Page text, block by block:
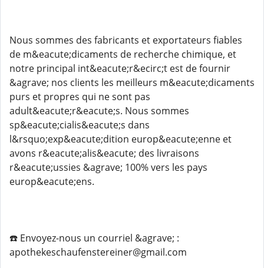
Nous sommes des fabricants et exportateurs fiables
de m&eacute;dicaments de recherche chimique, et
notre principal int&eacute;r&ecirc;t est de fournir
&agrave; nos clients les meilleurs m&eacute;dicaments
purs et propres qui ne sont pas
adult&eacute;r&eacute;s. Nous sommes
sp&eacute;cialis&eacute;s dans
l&rsquo;exp&eacute;dition europ&eacute;enne et
avons r&eacute;alis&eacute; des livraisons
r&eacute;ussies &agrave; 100% vers les pays
europ&eacute;ens.
☎️ Envoyez-nous un courriel &agrave; :
apothekeschaufenstereiner@gmail.com